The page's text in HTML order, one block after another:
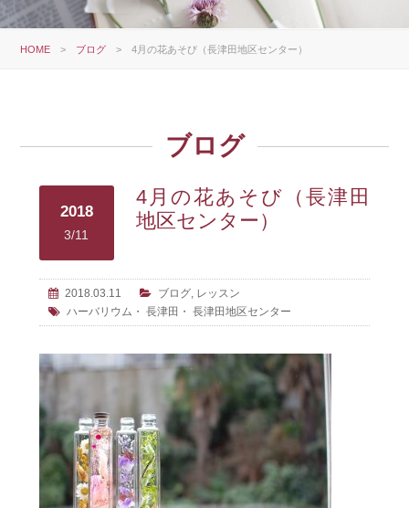
HOME > ブログ >4月の花あそび（長津田地区センター）
ブログ
2018
3/11
4月の花あそび（長津田
地区センター）
2018.03.11 ブログ, レッスン
ハーバリウム ・ 長津田 ・ 長津田地区センター